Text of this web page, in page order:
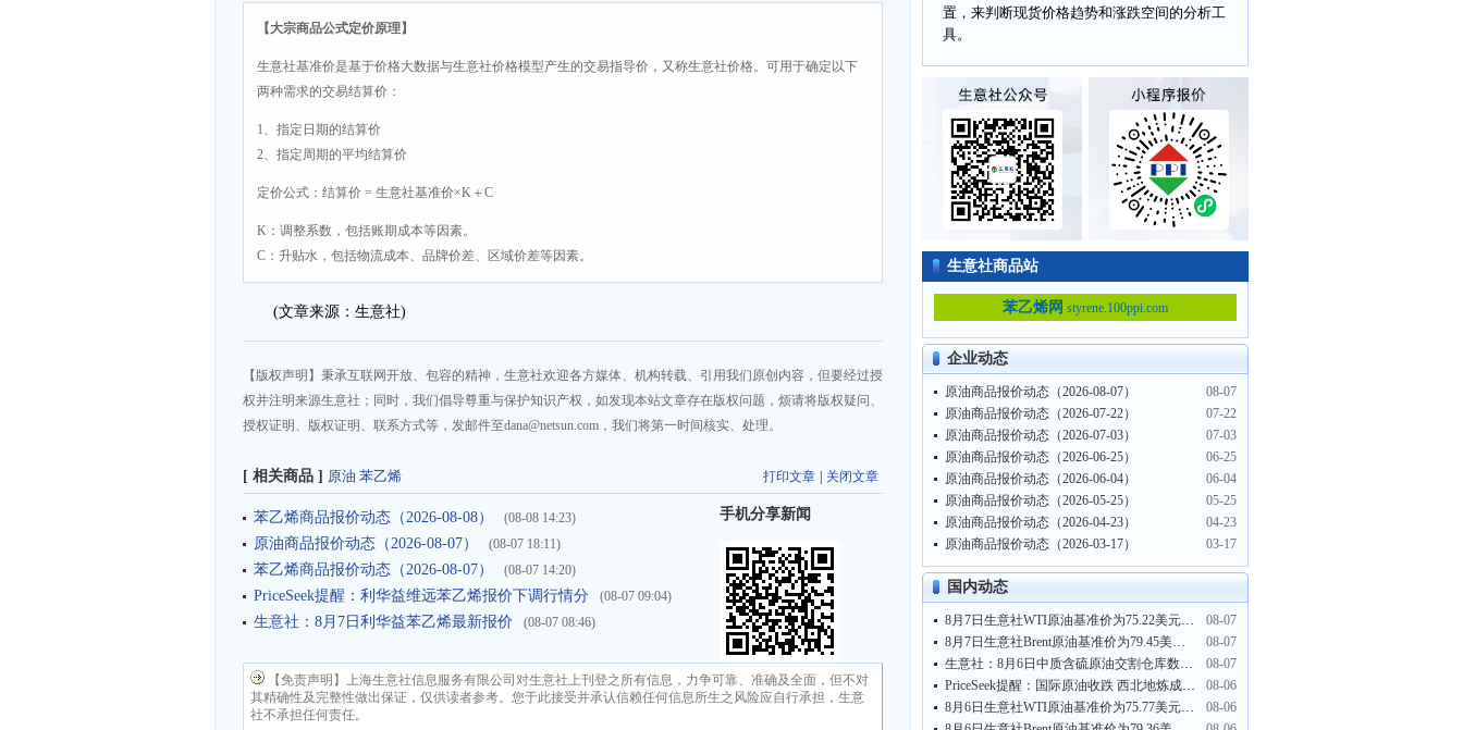
【大宗商品公式定价原理】
生意社基准价是基于价格大数据与生意社价格模型产生的交易指导价，又称生意社价格。可用于确定以下
两种需求的交易结算价：
1、指定日期的结算价
2、指定周期的平均结算价
定价公式：结算价 = 生意社基准价×K＋C
K：调整系数，包括账期成本等因素。
C：升贴水，包括物流成本、品牌价差、区域价差等因素。
(文章来源：生意社)
【版权声明】秉承互联网开放、包容的精神，生意社欢迎各方媒体、机构转载、引用我们原创内容，但要经过授
权并注明来源生意社；同时，我们倡导尊重与保护知识产权，如发现本站文章存在版权问题，烦请将版权疑问、
授权证明、版权证明、联系方式等，发邮件至dana@netsun.com，我们将第一时间核实、处理。
打印文章 关闭文章
[ 相关商品 ] 原油 苯乙烯
苯乙烯商品报价动态（2026-08-08） (08-08 14:23)
原油商品报价动态（2026-08-07） (08-07 18:11)
苯乙烯商品报价动态（2026-08-07） (08-07 14:20)
PriceSeek提醒：利华益维远苯乙烯报价下调行情分 (08-07 09:04)
生意社：8月7日利华益苯乙烯最新报价 (08-07 08:46)
手机分享新闻
【免责声明】上海生意社信息服务有限公司对生意社上刊登之所有信息，力争可靠、准确及全面，但不对
其精确性及完整性做出保证，仅供读者参考。您于此接受并承认信赖任何信息所生之风险应自行承担，生意
社不承担任何责任。
置，来判断现货价格趋势和涨跌空间的分析工
具。
生意社商品站
苯乙烯网 styrene.100ppi.com
企业动态
原油商品报价动态（2026-08-07）
08-07
原油商品报价动态（2026-07-22）
07-22
原油商品报价动态（2026-07-03）
07-03
原油商品报价动态（2026-06-25）
06-25
原油商品报价动态（2026-06-04）
06-04
原油商品报价动态（2026-05-25）
05-25
原油商品报价动态（2026-04-23）
04-23
原油商品报价动态（2026-03-17）
03-17
国内动态
8月7日生意社WTI原油基准价为75.22美元/桶
08-07
8月7日生意社Brent原油基准价为79.45美元/桶
08-07
生意社：8月6日中质含硫原油交割仓库数量持平
08-07
PriceSeek提醒：国际原油收跌 西北地炼成品油价格下调
08-06
8月6日生意社WTI原油基准价为75.77美元/桶
08-06